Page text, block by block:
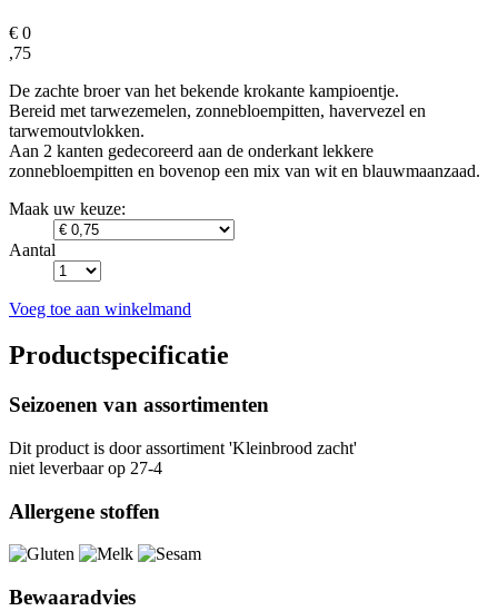
€ 0
,75
De zachte broer van het bekende krokante kampioentje.
Bereid met tarwezemelen, zonnebloempitten, havervezel en
tarwemoutvlokken.
Aan 2 kanten gedecoreerd aan de onderkant lekkere
zonnebloempitten en bovenop een mix van wit en blauwmaanzaad.
Maak uw keuze:
Aantal
Voeg toe aan winkelmand
Productspecificatie
Seizoenen van assortimenten
Dit product is door assortiment 'Kleinbrood zacht'
niet leverbaar op 27-4
Allergene stoffen
Bewaaradvies